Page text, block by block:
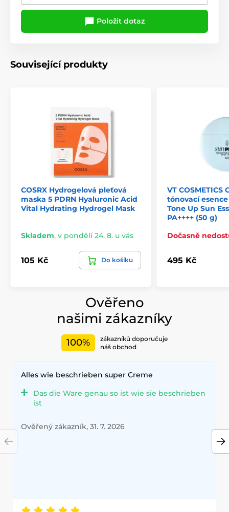
Položit dotaz
Související produkty
COSRX Hydrogelová pleťová
maska 5 PDRN Hyaluronic Acid
Vital Hydrating Hydrogel Mask
Skladem, v pondělí 24. 8. u vás
105 Kč Do košíku
VT COSMETICS
tónovací
Tone Up Sun
PA++++ (50 g)
Dočasně
495 Kč
Ověřeno
našimi zákazníky
100%
zákazníků doporučuje
náš obchod
Alles wie beschrieben super Creme
Das die Ware genau so ist wie sie beschrieben
ist
Ověřený zákazník, 31. 7. 2026